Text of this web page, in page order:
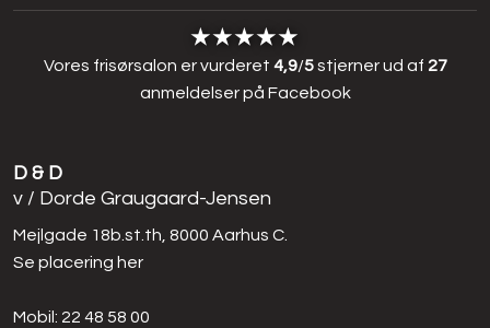
​​★★★★★
Vores frisørsalon er vurderet 4,9/5stjerner ud af 27
anmeldelser på Facebook
D & D
​v / Dorde Graugaard-Jensen
Mejlgade 18b.st.th, 8000 Aarhus C.
Se placering her​
Mobil: 22 48 58 00​